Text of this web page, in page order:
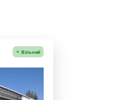
Вільний